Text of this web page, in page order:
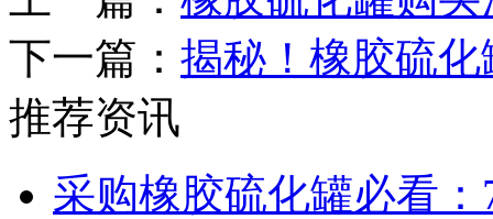
下一篇： 揭秘！橡胶硫
推荐资讯
采购橡胶硫化罐必看